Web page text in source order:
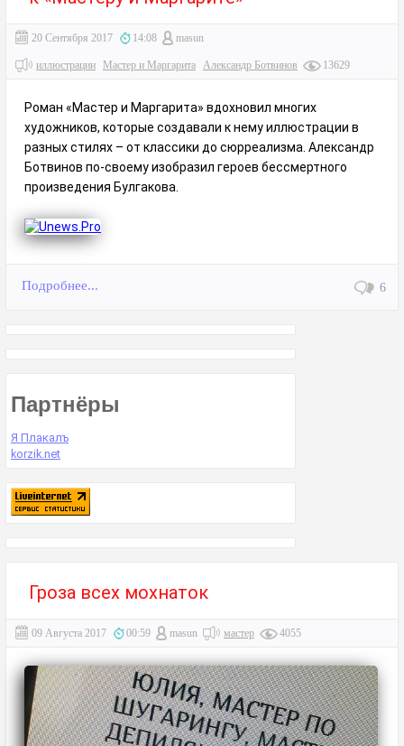
20 Сентября 2017 14:08 masun
иллюстрации Мастер и Маргарита Александр Ботвинов 13629
Роман «Мастер и Маргарита» вдохновил многих
художников, которые создавали к нему иллюстрации в
разных стилях – от классики до сюрреализма. Александр
Ботвинов по-своему изобразил героев бессмертного
произведения Булгакова.
Подробнее... 6
Партнёры
Я Плакалъ
korzik.net
Гроза всех мохнаток
09 Августа 2017 00:59 masun мастер 4055